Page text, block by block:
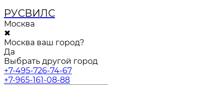
РУСВИЛС
Москва
✖
Москва ваш город?
Да
Выбрать другой город
+7-495-726-74-67
+7-965-161-08-88